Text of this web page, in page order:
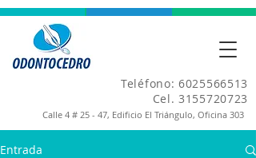
Teléfono: 6025566513
Cel. 3155720723
Calle 4 # 25 - 47, Edificio El Triángulo, Oficina 303
Entrada